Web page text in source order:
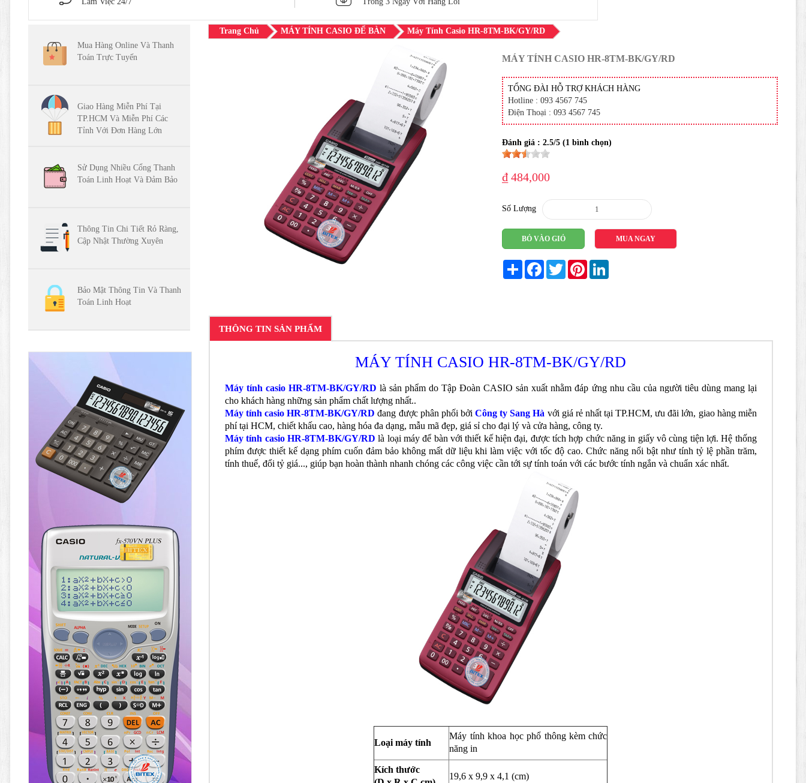
Mua Hàng Online Và Thanh
Toán Trực Tuyến
Giao Hàng Miễn Phí Tại
TP.HCM Và Miễn Phí Các
Tỉnh Với Đơn Hàng Lớn
Sử Dụng Nhiều Cổng Thanh
Toán Linh Hoạt Và Đảm Bảo
Thông Tin Chi Tiết Rỏ Ràng,
Cập Nhật Thường Xuyên
Bảo Mật Thông Tin Và Thanh
Toán Linh Hoạt
Trang Chủ MÁY TÍNH CASIO ĐỂ BÀN Máy Tính Casio HR-8TM-BK/GY/RD
MÁY TÍNH CASIO HR-8TM-BK/GY/RD
TỔNG ĐÀI HỖ TRỢ KHÁCH HÀNG
Hotline : 093 4567 745
Điện Thoại : 093 4567 745
Đánh giá : 2.5/5 (1 bình chọn)
₫ 484,000
Số Lượng
BỎ VÀO GIỎ MUA NGAY
Share FacebookTwitterPinterest
THÔNG TIN SẢN PHẨM
MÁY TÍNH CASIO HR-8TM-BK/GY/RD
Máy tính casio HR-8TM-BK/GY/RD là sản phẩm do Tập Đoàn CASIO sản xuất nhằm đáp ứng nhu cầu của người tiêu dùng mang lại
cho khách hàng những sản phẩm chất lượng nhất..
Máy tính casio HR-8TM-BK/GY/RD đang được phân phối bởiCông ty Sang Hà với giá rẻ nhất tại TP.HCM, ưu đãi lớn, giao hàng miễn
phí tại HCM, chiết khấu cao, hàng hóa đa dạng, mẫu mã đẹp, giá sỉ cho đại lý và cửa hàng, công ty.
Máy tính casio HR-8TM-BK/GY/RD là loại máy để bàn với thiết kế hiện đại, được tích hợp chức năng in giấy vô cùng tiện lợi. Hệ thống
phím được thiết kế dạng phím cuốn đảm bảo không mất dữ liệu khi làm việc với tốc độ cao. Chức năng nổi bật như tính tỷ lệ phần trăm,
tính thuế, đổi tỷ giá..., giúp bạn hoàn thành nhanh chóng các công việc cần tới sự tính toán với các bước tính ngắn và chuẩn xác nhất.
Loại máy tính
Máy tính khoa học phổ thông kèm chức
năng in
Kích thước
19,6 x 9,9 x 4,1 (cm)